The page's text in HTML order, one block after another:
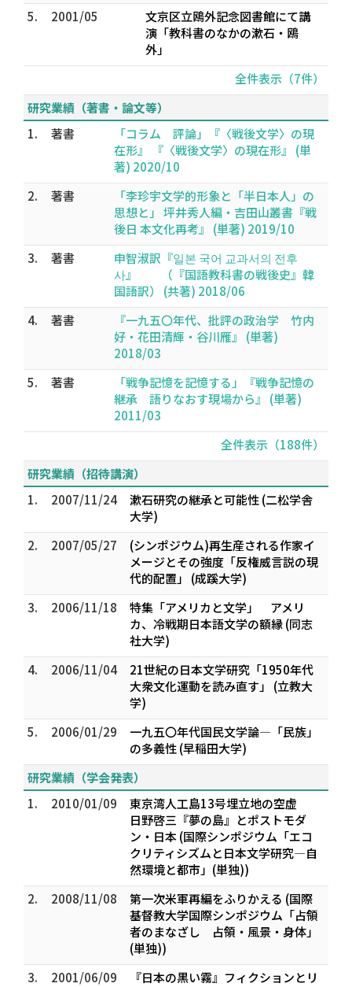
5. 2001/05
文京区立鴎外記念図書館にて講
演「教科書のなかの漱石・鴎
外」
全件表示（7件）
研究業績（著書・論文等）
1.
著書
「コラム 評論」『〈戦後文学〉の現
在形』 『〈戦後文学〉の現在形』 (単
著) 2020/10
2.
著書
「李珍宇文学的形象と「半日本人」の
思想と」 坪井秀人編・吉田山叢書『戦
後日 本文化再考』 (単著) 2019/10
3.
著書
申智淑訳『일본 국어 교과서의 전후
사』 （『国語教科書の戦後史』韓
国語訳） (共著) 2018/06
4.
著書
『一九五〇年代、批評の政治学 竹内
好・花田清輝・谷川雁』 (単著)
2018/03
5.
著書
「戦争記憶を記憶する」『戦争記憶の
継承 語りなおす現場から』 (単著)
2011/03
全件表示（188件）
研究業績（招待講演）
1.
2007/11/24
漱石研究の継承と可能性 (二松学舎
大学)
2.
2007/05/27
(シンポジウム)再生産される作家イ
メージとその強度「反権威言説の現
代的配置」 (成蹊大学)
3.
2006/11/18
特集「アメリカと文学」 アメリ
カ、冷戦期日本語文学の額縁 (同志
社大学)
4.
2006/11/04
21世紀の日本文学研究「1950年代
大衆文化運動を読み直す」 (立教大
学)
5.
2006/01/29
一九五〇年代国民文学論―「民族」
の多義性 (早稲田大学)
研究業績（学会発表）
1.
2010/01/09
東京湾人工島13号埋立地の空虚
日野啓三『夢の島』とポストモダ
ン・日本 (国際シンポジウム「エコ
クリティシズムと日本文学研究―自
然環境と都市」(単独))
2.
2008/11/08
第一次米軍再編をふりかえる (国際
基督教大学国際シンポジウム「占領
者のまなざし 占領・風景・身体」
(単独))
3.
2001/06/09
『日本の黒い霧』フィクションとリ